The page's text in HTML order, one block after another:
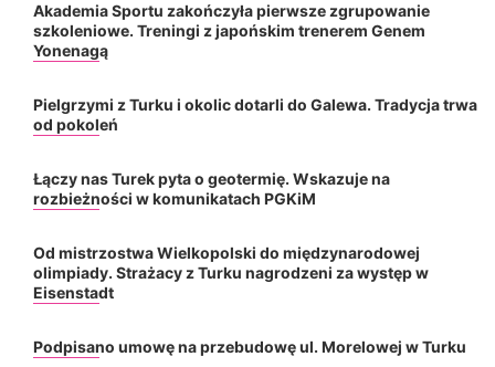
Akademia Sportu zakończyła pierwsze zgrupowanie
szkoleniowe. Treningi z japońskim trenerem Genem
Yonenagą
Pielgrzymi z Turku i okolic dotarli do Galewa. Tradycja trwa
od pokoleń
Łączy nas Turek pyta o geotermię. Wskazuje na
rozbieżności w komunikatach PGKiM
Od mistrzostwa Wielkopolski do międzynarodowej
olimpiady. Strażacy z Turku nagrodzeni za występ w
Eisenstadt
Podpisano umowę na przebudowę ul. Morelowej w Turku